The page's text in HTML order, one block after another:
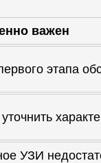
важен
этапа
УЗИ